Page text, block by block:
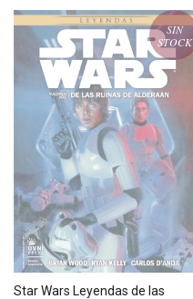
SIN
STOCK
Star Wars Leyendas de las